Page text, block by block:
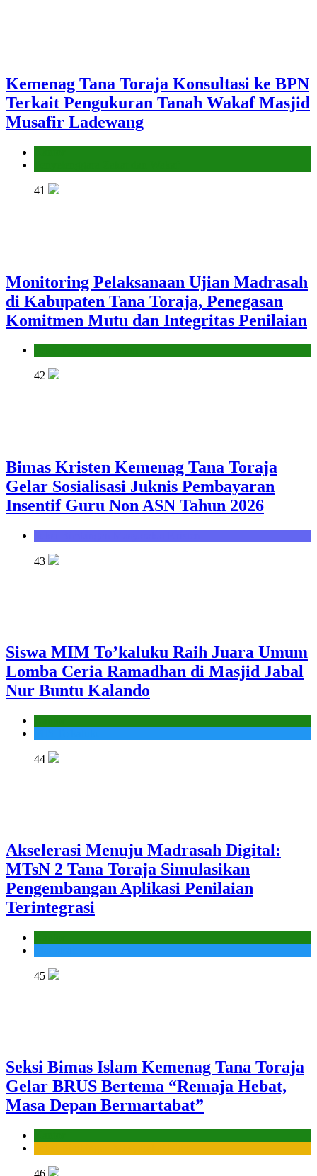
Kemenag Tana Toraja Konsultasi ke BPN
Terkait Pengukuran Tanah Wakaf Masjid
Musafir Ladewang
41
Monitoring Pelaksanaan Ujian Madrasah
di Kabupaten Tana Toraja, Penegasan
Komitmen Mutu dan Integritas Penilaian
42
Bimas Kristen Kemenag Tana Toraja
Gelar Sosialisasi Juknis Pembayaran
Insentif Guru Non ASN Tahun 2026
43
Siswa MIM To’kaluku Raih Juara Umum
Lomba Ceria Ramadhan di Masjid Jabal
Nur Buntu Kalando
44
Akselerasi Menuju Madrasah Digital:
MTsN 2 Tana Toraja Simulasikan
Pengembangan Aplikasi Penilaian
Terintegrasi
45
Seksi Bimas Islam Kemenag Tana Toraja
Gelar BRUS Bertema “Remaja Hebat,
Masa Depan Bermartabat”